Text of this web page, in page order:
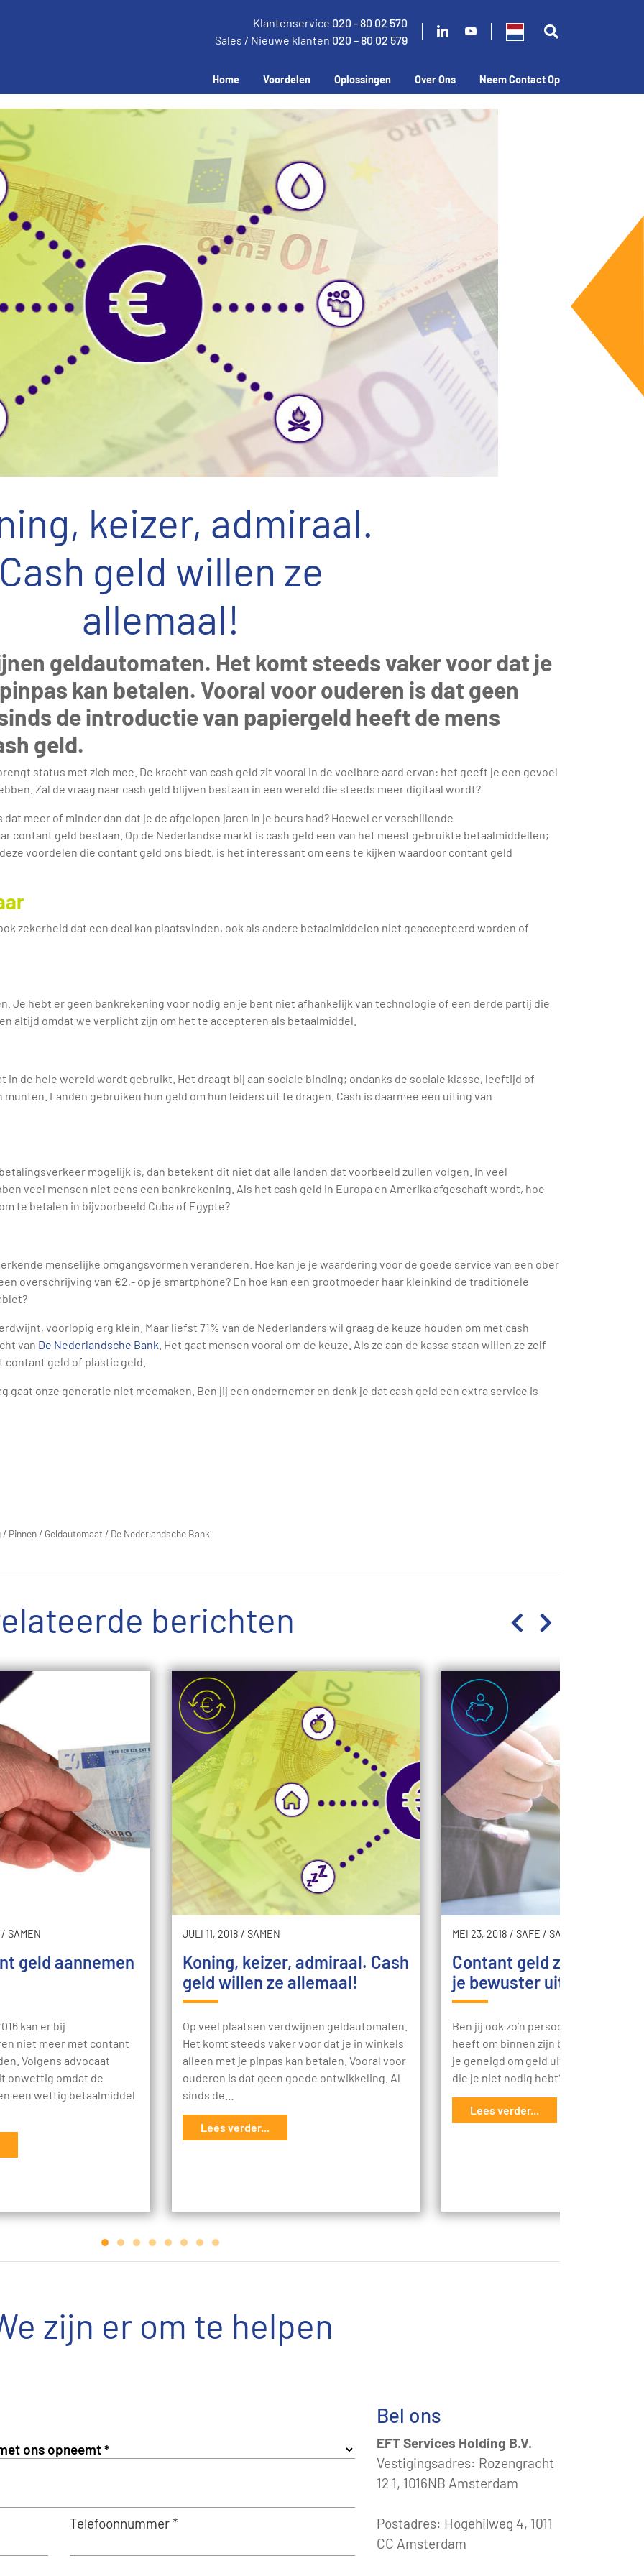
Klantenservice 020 - 80 02 570
Sales / Nieuwe klanten 020 – 80 02 579
Home Voordelen Oplossingen Over Ons Neem Contact Op
keizer, admiraal.
geld willen ze
allemaal!
geldautomaten. Het komt steeds vaker voor dat je
kan betalen. Vooral voor ouderen is dat geen
de introductie van papiergeld heeft de mens
geld.
status met zich mee. De kracht van cash geld zit vooral in de voelbare aard ervan: het geeft je een gevoel
Zal de vraag naar cash geld blijven bestaan in een wereld die steeds meer digitaal wordt?
meer of minder dan dat je de afgelopen jaren in je beurs had? Hoewel er verschillende
contant geld bestaan. Op de Nederlandse markt is cash geld een van het meest gebruikte betaalmiddellen;
voordelen die contant geld ons biedt, is het interessant om eens te kijken waardoor contant geld
zekerheid dat een deal kan plaatsvinden, ook als andere betaalmiddelen niet geaccepteerd worden of
Je hebt er geen bankrekening voor nodig en je bent niet afhankelijk van technologie of een derde partij die
altijd omdat we verplicht zijn om het te accepteren als betaalmiddel.
in de hele wereld wordt gebruikt. Het draagt bij aan sociale binding; ondanks de sociale klasse, leeftijd of
Landen gebruiken hun geld om hun leiders uit te dragen. Cash is daarmee een uiting van
mogelijk is, dan betekent dit niet dat alle landen dat voorbeeld zullen volgen. In veel
veel mensen niet eens een bankrekening. Als het cash geld in Europa en Amerika afgeschaft wordt, hoe
te betalen in bijvoorbeeld Cuba of Egypte?
menselijke omgangsvormen veranderen. Hoe kan je je waardering voor de goede service van een ober
overschrijving van €2,- op je smartphone? En hoe kan een grootmoeder haar kleinkind de traditionele
voorlopig erg klein. Maar liefst 71% van de Nederlanders wil graag de keuze houden om met cash
van De Nederlandsche Bank . Het gaat mensen vooral om de keuze. Als ze aan de kassa staan willen ze zelf
contant geld of plastic geld.
gaat onze generatie niet meemaken. Ben jij een ondernemer en denk je dat cash geld een extra service is
/ Pinnen / Geldautomaat / De Nederlandsche Bank
berichten
/ SAMEN
geld aannemen
kan er bij
niet meer met contant
Volgens advocaat
onwettig omdat de
een wettig betaalmiddel
JULI 11, 2018 / SAMEN
Koning, keizer, admiraal. Cash
geld willen ze allemaal!
Op veel plaatsen verdwijnen geldautomaten.
Het komt steeds vaker voor dat je in winkels
alleen met je pinpas kan betalen. Vooral voor
ouderen is dat geen goede ontwikkeling. Al
sinds de…
Lees verder...
MEI 23, 2018 / SAFE / SAMEN
Contant geld zorgt
je bewuster uitgeeft
Ben jij ook zo’n persoon die altijd
heeft om binnen zijn budget te
je geneigd om geld uit te geven aan
die je niet nodig hebt?…
Lees verder...
zijn er om te helpen
Telefoonnummer *
Bel ons
EFT Services Holding B.V.
Vestigingsadres: Rozengracht
12 1, 1016NB Amsterdam
Postadres: Hogehilweg 4, 1011
CC Amsterdam